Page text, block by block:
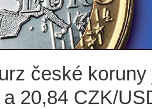
české koruny
20,84 CZK/